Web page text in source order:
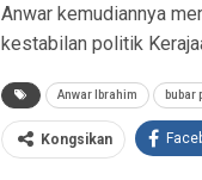
Anwar kemudiannya
kestabilan politik
Anwar Ibrahim bubar
Kongsikan